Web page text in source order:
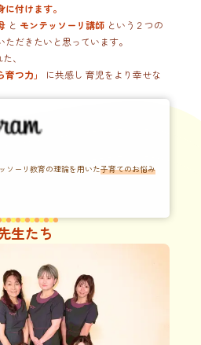
付けます。
と モンテッソーリ講師 という２つの
だきたいと思っています。
、
つ力」
に共感し 育児をより幸せな
ソーリ教育の理論を用いた子育てのお悩み
生たち